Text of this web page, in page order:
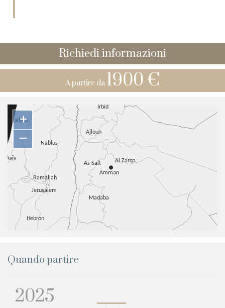
Richiedi informazioni
A partire da 1900 €
+
–
Quando partire
2025